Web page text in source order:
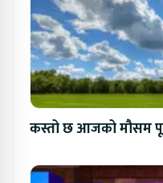
कस्तो छ आजको मौसम